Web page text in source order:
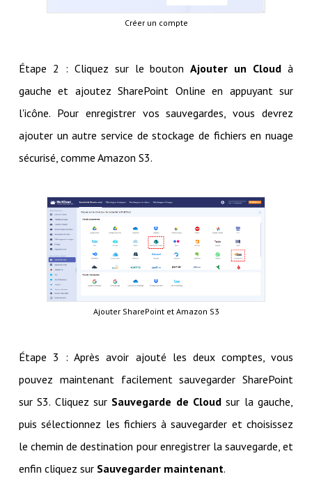
Créer un compte
Étape 2 : Cliquez sur le boutonAjouter un Cloud à
gauche et ajoutez SharePoint Online en appuyant sur
l'icône. Pour enregistrer vos sauvegardes, vous devrez
ajouter un autre service de stockage de fichiers en nuage
sécurisé, comme Amazon S3.
Ajouter SharePoint et Amazon S3
Étape 3 : Après avoir ajouté les deux comptes, vous
pouvez maintenant facilement sauvegarder SharePoint
sur S3. Cliquez sur Sauvegarde de Cloud sur la gauche,
puis sélectionnez les fichiers à sauvegarder et choisissez
le chemin de destination pour enregistrer la sauvegarde, et
enfin cliquez surSauvegarder maintenant.